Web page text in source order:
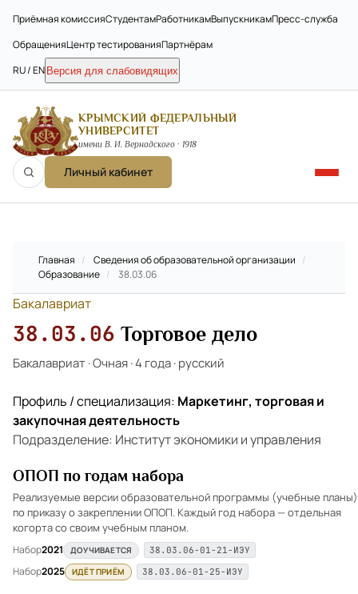
Приёмная комиссияСтудентамРаботникамВыпускникамПресс-служба
ОбращенияЦентр тестированияПартнёрам
RU / EN Версия для слабовидящих
КРЫМСКИЙ ФЕДЕРАЛЬНЫЙ
УНИВЕРСИТЕТ
имени В. И. Вернадского · 1918
Личный кабинет
Главная / Сведения об образовательной организации /
Образование / 38.03.06
Бакалавриат
38.03.06 Торговое дело
Бакалавриат·Очная·4 года·русский
Профиль / специализация: Маркетинг, торговая и
закупочная деятельность
Подразделение: Институт экономики и управления
ОПОП по годам набора
Реализуемые версии образовательной программы (учебные планы)
по приказу о закреплении ОПОП. Каждый год набора — отдельная
когорта со своим учебным планом.
Набор2021 ДОУЧИВАЕТСЯ 38.03.06-01-21-ИЭУ
Набор2025 ИДЁТ ПРИЁМ 38.03.06-01-25-ИЭУ